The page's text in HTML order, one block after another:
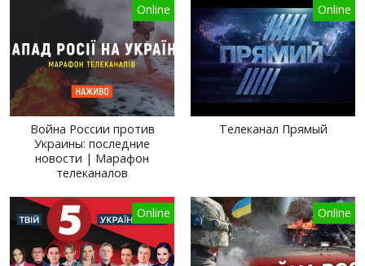
Online
Война России против
Украины: последние
новости | Марафон
телеканалов
Online
Телеканал Прямый
Online Online